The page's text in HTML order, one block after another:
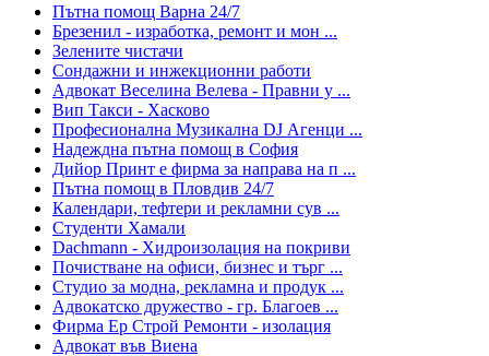
Пътна помощ Варна 24/7
Брезенил - изработка, ремонт и мон ...
Зелените чистачи
Сондажни и инжекционни работи
Адвокат Веселина Велева - Правни у ...
Вип Такси - Хасково
Професионална Музикална DJ Агенци ...
Надеждна пътна помощ в София
Дийор Принт е фирмa за направа на п ...
Пътна помощ в Пловдив 24/7
Календари, тефтери и рекламни сув ...
Студенти Хамали
Dachmann - Хидроизолация на покриви
Почистване на офиси, бизнес и търг ...
Студио за модна, рекламна и продук ...
Адвокатско дружество - гр. Благоев ...
Фирма Ер Строй Ремонти - изолация
Адвокат във Виена